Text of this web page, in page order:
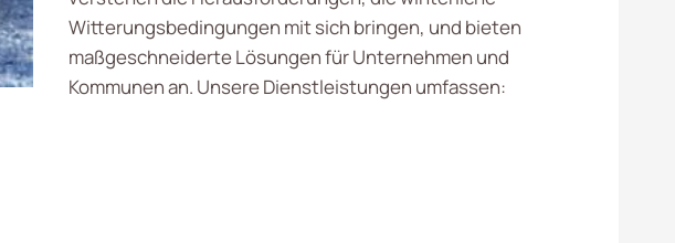
Witterungsbedingungen mit sich bringen, und bieten
maßgeschneiderte Lösungen für Unternehmen und
Kommunen an. Unsere Dienstleistungen umfassen: